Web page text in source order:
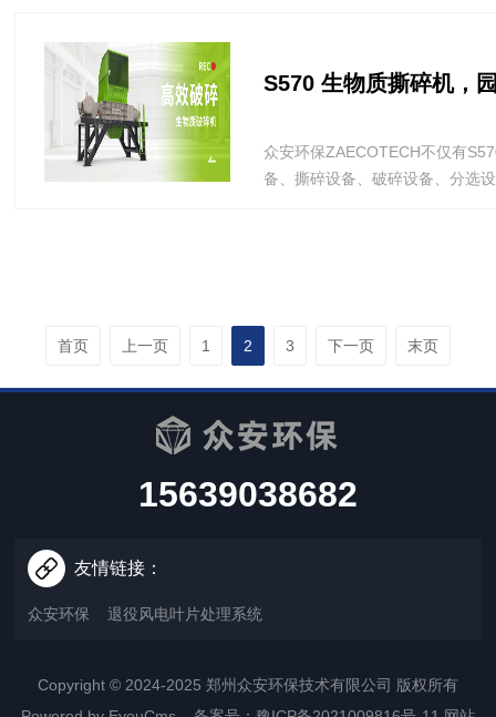
S570 生物质撕碎机，
众安环保ZAECOTECH不仅有
备、撕碎设备、破碎设备、分选
首页 上一页 1 2 3 下一页 末页
15639038682
友情链接：
众安环保 退役风电叶片处理系统
Copyright © 2024-2025 郑州众安环保技术有限公司 版权所有